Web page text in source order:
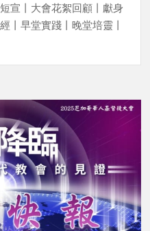
宣丨大會花絮回顧丨獻身
丨早堂實踐丨晚堂培靈丨